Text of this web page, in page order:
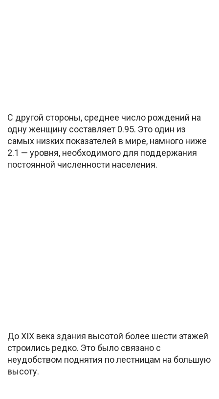
С другой стороны, среднее число рождений на
одну женщину составляет 0.95. Это один из
самых низких показателей в мире, намного ниже
2.1 — уровня, необходимого для поддержания
постоянной численности населения.
До XIX века здания высотой более шести этажей
строились редко. Это было связано с
неудобством поднятия по лестницам на большую
высоту.